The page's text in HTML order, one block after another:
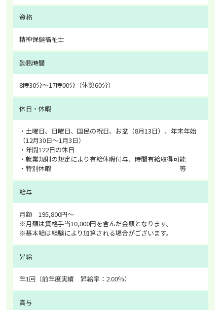
資格
精神保健福祉士
勤務時間
8時30分～17時00分（休憩60分）
休日・休暇
・土曜日、日曜日、国民の祝日、お盆（8月13日）、年末年始
（12月30日～1月3日）
・年間122日の休日
・就業規則の規定により有給休暇付与、時間有給取得可能
・特別休暇 等
給与
月額 195,800円～
※月額は資格手当10,000円を含んだ金額となります。
※基本給は経験により加算される場合がございます。
昇給
年1回（前年度実績 昇給率：2.00％）
賞与